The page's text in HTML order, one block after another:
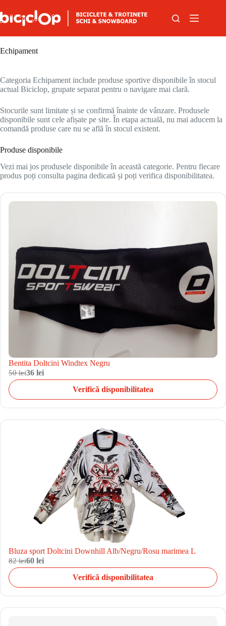
Echipament
Categoria Echipament include produse sportive disponibile în stocul
actual Biciclop, grupate separat pentru o navigare mai clară.
Stocurile sunt limitate și se confirmă înainte de vânzare. Produsele
disponibile sunt cele afișate pe site. În etapa actuală, nu mai aducem la
comandă produse care nu se află în stocul existent.
Produse disponibile
Vezi mai jos produsele disponibile în această categorie. Pentru fiecare
produs poți consulta pagina dedicată și poți verifica disponibilitatea.
Bentita Doltcini Windtex Negru
50 lei36 lei
Verifică disponibilitatea
Bluza sport Doltcini Downhill Alb/Negru/Rosu marimea L
82 lei60 lei
Verifică disponibilitatea